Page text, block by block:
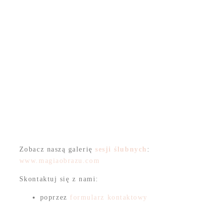
Zobacz naszą galerięsesji ślubnych :
www.magiaobrazu.com
Skontaktuj się z nami:
poprzez formularz kontaktowy